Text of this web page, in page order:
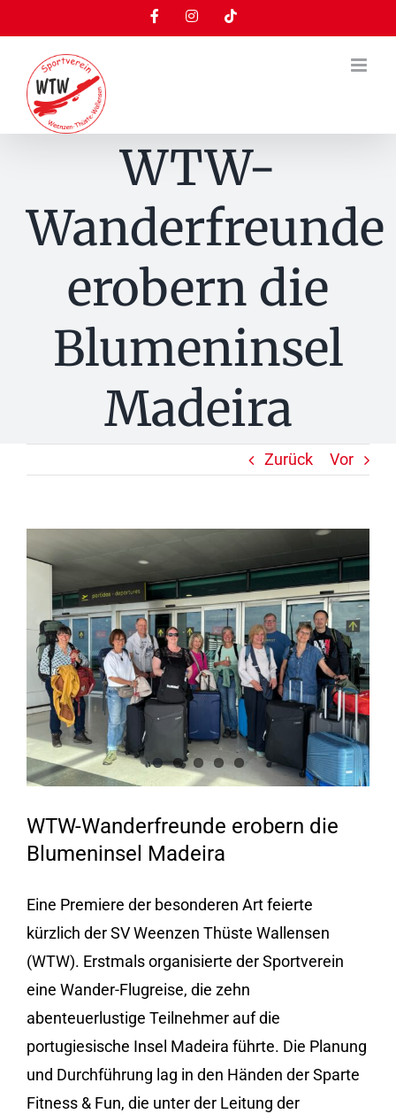
Inhalt
springen
FacebookInstagramTiktok
WTW-
Wanderfreunde
erobern die
Blumeninsel
Madeira
Zurück Vor
grösseres
WTW-Wanderfreunde erobern die
Blumeninsel Madeira
Eine Premiere der besonderen Art feierte
kürzlich der SV Weenzen Thüste Wallensen
(WTW). Erstmals organisierte der Sportverein
eine Wander-Flugreise, die zehn
abenteuerlustige Teilnehmer auf die
portugiesische Insel Madeira führte. Die Planung
und Durchführung lag in den Händen der Sparte
Fitness & Fun, die unter der Leitung der